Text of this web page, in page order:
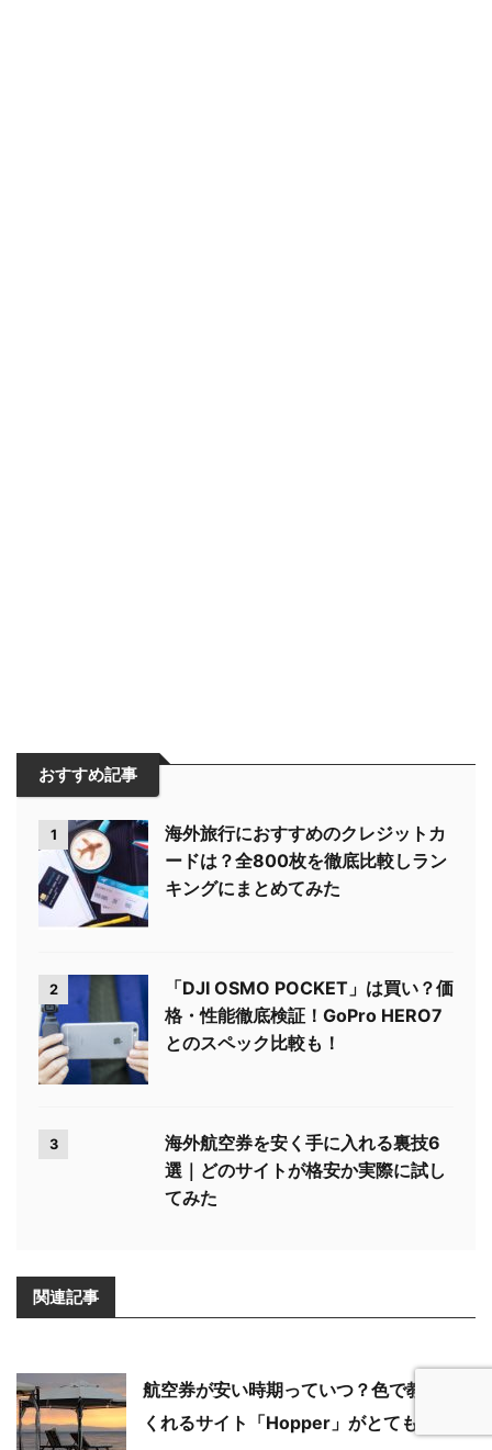
おすすめ記事
1
海外旅行におすすめのクレジットカ
ードは？全800枚を徹底比較しラン
キングにまとめてみた
2
「DJI OSMO POCKET」は買い？価
格・性能徹底検証！GoPro HERO7
とのスペック比較も！
3
海外航空券を安く手に入れる裏技6
選｜どのサイトが格安か実際に試し
てみた
関連記事
航空券が安い時期っていつ？色で教えて
くれるサイト「Hopper」がとても便利